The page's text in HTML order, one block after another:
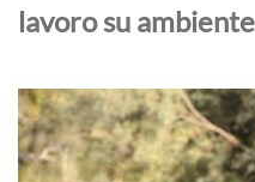
lavoro su